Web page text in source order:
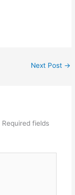
Next Post →
Required fields